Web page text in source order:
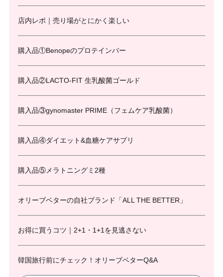
店内レポ｜売り場がとにかく楽しい
購入品①Benopeのプロテインバー
購入品②LACTO-FIT 生乳酸菌ゴールド
購入品③gynomaster PRIME（フェムケア乳酸菌）
購入品④ダイエット&血糖ケアサプリ
購入品⑤メラトニングミ2種
オリーブベターの自社ブランド「ALL THE BETTER」
お得に買うコツ｜2+1・1+1を見逃さない
韓国旅行前にチェック！オリーブベターQ&A